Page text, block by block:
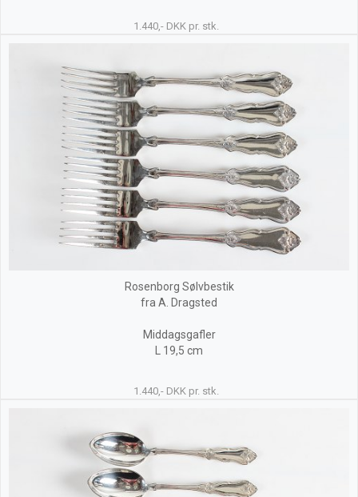
1.440,- DKK pr. stk.
Rosenborg Sølvbestik
fra A. Dragsted
Middagsgafler
L 19,5 cm
1.440,- DKK pr. stk.